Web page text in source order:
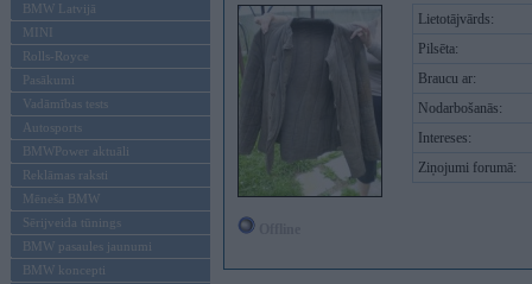
BMW Latvijā
MINI
Rolls-Royce
Pasākumi
Vadāmības tests
Autosports
BMWPower aktuāli
Reklāmas raksti
Mēneša BMW
Sērijveida tūnings
BMW pasaules jaunumi
BMW koncepti
Lietotājvārds:
Pilsēta:
Braucu ar:
Nodarbošanās:
Intereses:
Ziņojumi forumā: